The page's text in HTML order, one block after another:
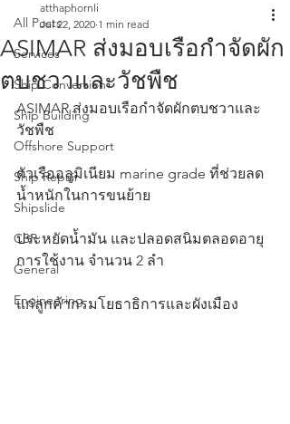
All Posts
Services
Ship Conversion
Ship Building
Offshore Support
Ship Repair
Shipslide
CSR
General
Engineering
ASIMAR ส่งมอบเรือกำจัดผัก
ตบชวาและวัชพืช
atthaphornli
Jul 22, 2020 1 min read
ASIMAR ส่งมอบเรือกำจัดผักตบชวาและ
วัชพืช
ตัวเรืออลูมิเนียม marine grade ที่ช่วยลด
น้ำหนักในการขนย้าย
ประหยัดน้ำมัน และปลอดสนิมตลอดอายุ
การใช้งาน จำนวน 2 ลำ
แก่ลูกค้ากรมโยธาธิการและผังเมือง